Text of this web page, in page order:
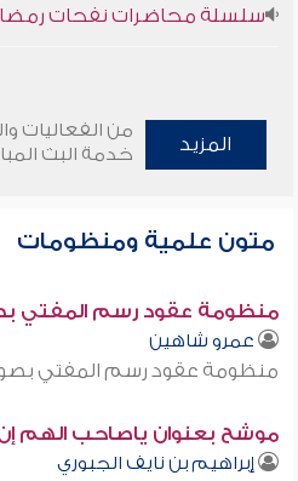
سلسلة محاضرات نفحات رمضانية
المزيد
من الفعاليات
خدمة البث
متون علمية ومنظومات
منظومة عقود رسم المفتي
عمرو شاهين
منظومة عقود رسم المفتي
موشح بعنوان ياصاحب الهم
إبراهيم بن نايف الجبوري